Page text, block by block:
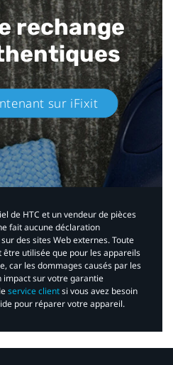
rechange
sur iFixit​
de HTC et un vendeur de pièces
fait aucune déclaration
des sites Web externes. Toute
utilisée que pour les appareils
car les dommages causés par les
impact sur votre garantie
service clientsi vous avez besoin
pour réparer votre appareil.​